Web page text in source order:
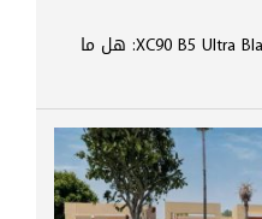
تجربة فولفو XC90 B5 Ultra Black Edition 2026: هل ما